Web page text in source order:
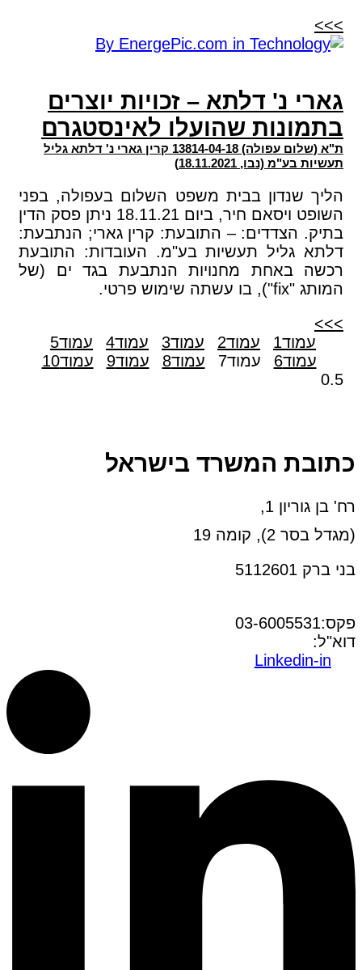
>>>
גארי נ' דלתא – זכויות יוצרים
בתמונות שהועלו לאינסטגרם
ת"א (שלום עפולה) 13814-04-18 קרין גארי נ' דלתא גליל
תעשיות בע"מ (נבו, 18.11.2021)
הליך שנדון בבית משפט השלום בעפולה, בפני
השופט ויסאם חיר, ביום 18.11.21 ניתן פסק הדין
בתיק. הצדדים: – התובעת: קרין גארי; הנתבעת:
דלתא גליל תעשיות בע"מ. העובדות: התובעת
רכשה באחת מחנויות הנתבעת בגד ים (של
המותג "fix"), בו עשתה שימוש פרטי.
>>>
עמוד1 עמוד2 עמוד3 עמוד4 עמוד5
עמוד6 עמוד7 עמוד8 עמוד9 עמוד10
כתובת המשרד בישראל
רח' בן גוריון 1,
(מגדל בסר 2), קומה 19
בני ברק 5112601
פקס:03-6005531
דוא"ל:
Linkedin-in